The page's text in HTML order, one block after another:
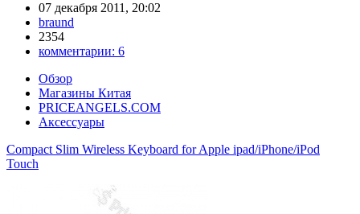
07 декабря 2011, 20:02
braund
2354
комментарии: 6
Обзор
Магазины Китая
PRICEANGELS.COM
Аксессуары
Compact Slim Wireless Keyboard for Apple ipad/iPhone/iPod
Touch